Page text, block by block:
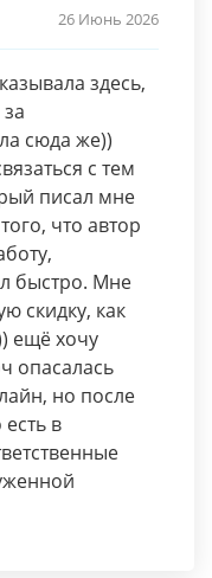
26 Июнь 2026
здесь,
сюда же))
с тем
писал мне
что автор
быстро. Мне
скидку, как
ещё хочу
опасалась
но после
в